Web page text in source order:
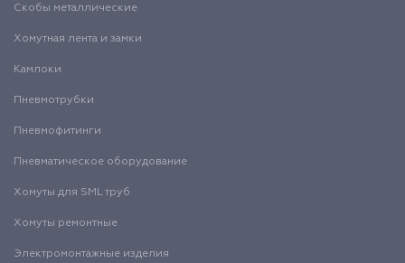
Скобы металлические
Хомутная лента и замки
Камлоки
Пневмотрубки
Пневмофитинги
Пневматическое оборудование
Хомуты для SML труб
Хомуты ремонтные
Электромонтажные изделия